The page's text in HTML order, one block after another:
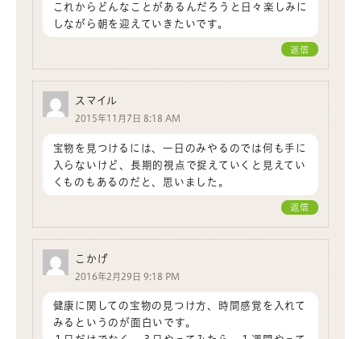
これからどんなことがあるんだろうと日々楽しみに
しながら朝を迎えていきたいです。
返信
スマイル
2015年11月7日 8:18 AM
宝物を見つけるには、一日のみやるのでは何も手に
入らないけど、長期的視点で捉えていくと見えてい
くものもあるのだと、思いました。
返信
こかげ
2016年2月29日 9:18 PM
健康に関しての宝物の見つけ方、時間感覚を入れて
みるというのが面白いです。